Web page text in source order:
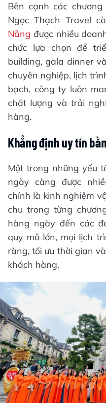
Bên cạnh các
Ngọc Thạch Travel
Nẵng được nhiều
chức lựa chọn để
building, gala dinner
chuyên nghiệp, lịch
bạch, công ty luôn
chất lượng và trải
hàng.
Khẳng định uy tín
Một trong những yếu
ngày càng được
chính là kinh nghiệm
chu trong từng
hàng ngày đến các
quy mô lớn, mọi lịch
ràng, tối ưu thời gian
khách hàng.